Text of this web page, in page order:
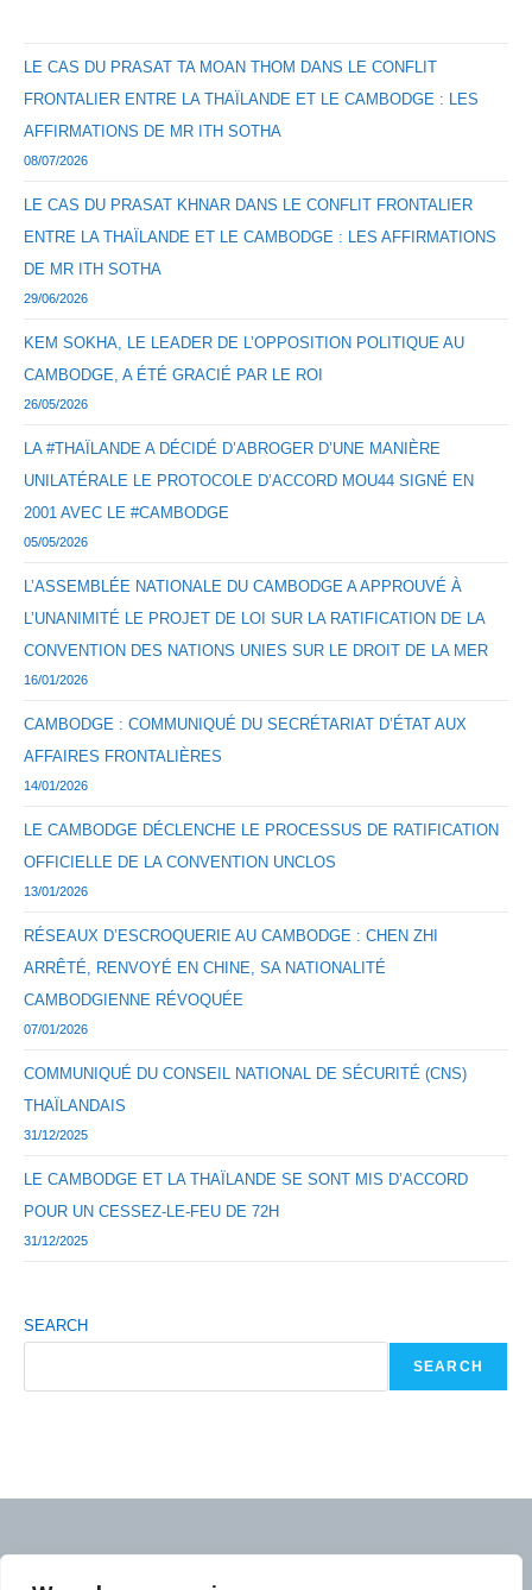
LE CAS DU PRASAT TA MOAN THOM DANS LE CONFLIT
FRONTALIER ENTRE LA THAÏLANDE ET LE CAMBODGE : LES
AFFIRMATIONS DE MR ITH SOTHA
08/07/2026
LE CAS DU PRASAT KHNAR DANS LE CONFLIT FRONTALIER
ENTRE LA THAÏLANDE ET LE CAMBODGE : LES AFFIRMATIONS
DE MR ITH SOTHA
29/06/2026
KEM SOKHA, LE LEADER DE L’OPPOSITION POLITIQUE AU
CAMBODGE, A ÉTÉ GRACIÉ PAR LE ROI
26/05/2026
LA #THAÏLANDE A DÉCIDÉ D’ABROGER D’UNE MANIÈRE
UNILATÉRALE LE PROTOCOLE D’ACCORD MOU44 SIGNÉ EN
2001 AVEC LE #CAMBODGE
05/05/2026
L’ASSEMBLÉE NATIONALE DU CAMBODGE A APPROUVÉ À
L’UNANIMITÉ LE PROJET DE LOI SUR LA RATIFICATION DE LA
CONVENTION DES NATIONS UNIES SUR LE DROIT DE LA MER
16/01/2026
CAMBODGE : COMMUNIQUÉ DU SECRÉTARIAT D’ÉTAT AUX
AFFAIRES FRONTALIÈRES
14/01/2026
LE CAMBODGE DÉCLENCHE LE PROCESSUS DE RATIFICATION
OFFICIELLE DE LA CONVENTION UNCLOS
13/01/2026
RÉSEAUX D’ESCROQUERIE AU CAMBODGE : CHEN ZHI
ARRÊTÉ, RENVOYÉ EN CHINE, SA NATIONALITÉ
CAMBODGIENNE RÉVOQUÉE
07/01/2026
COMMUNIQUÉ DU CONSEIL NATIONAL DE SÉCURITÉ (CNS)
THAÏLANDAIS
31/12/2025
LE CAMBODGE ET LA THAÏLANDE SE SONT MIS D’ACCORD
POUR UN CESSEZ-LE-FEU DE 72H
31/12/2025
SEARCH
SEARCH